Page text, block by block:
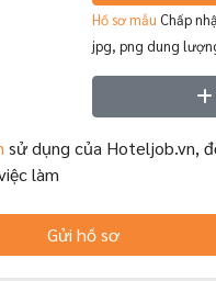
Hồ sơ mẫu Chấp
jpg, png dung
sử dụng của Hoteljob.vn,
làm
Gửi hồ sơ